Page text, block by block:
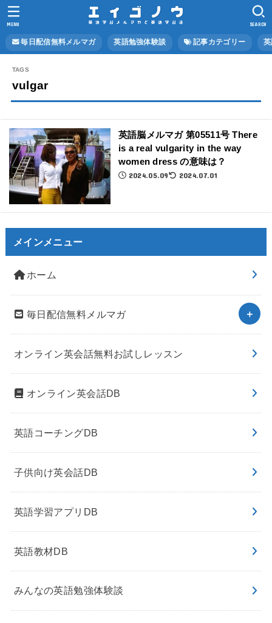
毎日配信無料メルマガ 英語勉強体験談 記事カテゴリー
SEARCH
MENU
vulgar
英語脳メルマガ 第05511号 There
is a real vulgarity in the way
women dress の意味は？
2024.05.09 2024.07.01
メインメニュー
ホーム
毎日配信無料メルマガ
オンライン英会話無料お試しレッスン
オンライン英会話DB
英語コーチングDB
子供向け英会話DB
英語学習アプリDB
英語教材DB
みんなの英語勉強体験談